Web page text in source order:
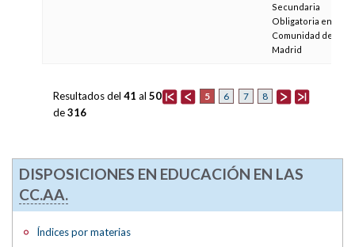
Secundaria
Obligatoria en la
Comunidad de
Madrid
5 6 7 8
Resultados del 41 al 50
de316
DISPOSICIONES EN EDUCACIÓN EN LAS
CC.AA.
Índices por materias